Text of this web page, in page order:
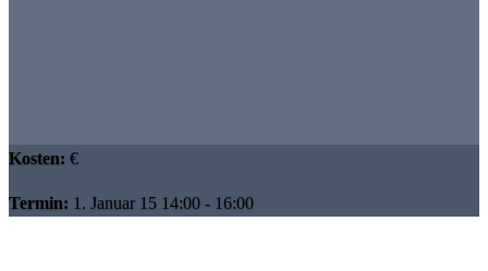
Kosten: €
Termin: 1. Januar 15 14:00 - 16:00